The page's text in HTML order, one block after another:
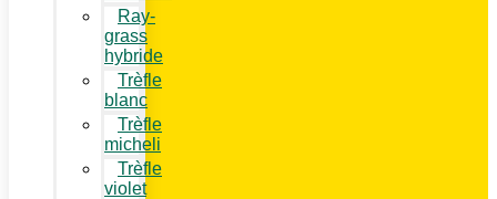
Ray-
grass
hybride
Trèfle
blanc
Trèfle
micheli
Trèfle
violet